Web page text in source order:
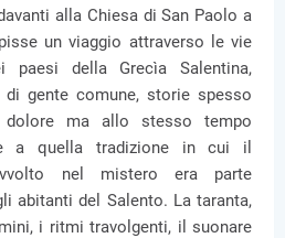
alla Chiesa di San Paolo a
un viaggio attraverso le vie
paesi della Grecìa Salentina,
gente comune, storie spesso
ma allo stesso tempo
a quella tradizione in cui il
nel mistero era parte
abitanti del Salento. La taranta,
i ritmi travolgenti, il suonare